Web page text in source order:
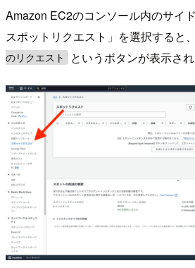
Amazon EC2のコンソール内のサイ
スポットリクエスト」を選択すると、
のリクエスト
というボタンが表示さ